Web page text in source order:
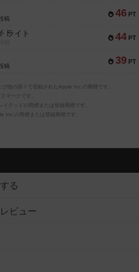
46 PT
稿
44 PT
ライト
39 PT
稿
他の国々で登録されたApple Inc.の商標です。
マークです。
テッドの商標または登録商標です。
Inc.の商標または登録商標です。
る
ビュー